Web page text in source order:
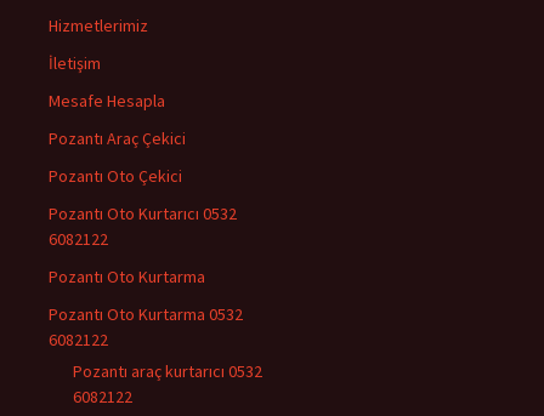
Hizmetlerimiz
İletişim
Mesafe Hesapla
Pozantı Araç Çekici
Pozantı Oto Çekici
Pozantı Oto Kurtarıcı 0532
6082122
Pozantı Oto Kurtarma
Pozantı Oto Kurtarma 0532
6082122
Pozantı araç kurtarıcı 0532
6082122